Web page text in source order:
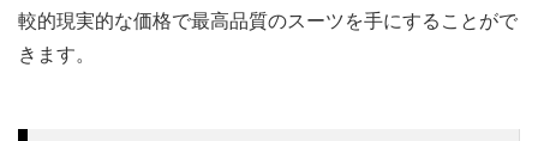
較的現実的な価格で最高品質のスーツを手にすることがで
きます。